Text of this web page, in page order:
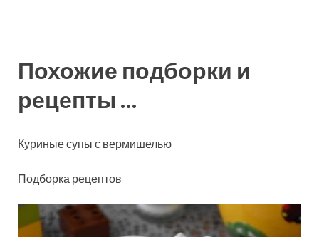
Похожие подборки и
рецепты …
Куриные супы с вермишелью
Подборка рецептов